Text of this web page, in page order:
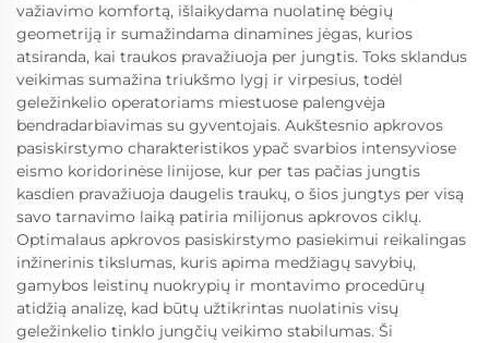
važiavimo komfortą, išlaikydama nuolatinę bėgių
geometriją ir sumažindama dinamines jėgas, kurios
atsiranda, kai traukos pravažiuoja per jungtis. Toks sklandus
veikimas sumažina triukšmo lygį ir virpesius, todėl
geležinkelio operatoriams miestuose palengvėja
bendradarbiavimas su gyventojais. Aukštesnio apkrovos
pasiskirstymo charakteristikos ypač svarbios intensyviose
eismo koridorinėse linijose, kur per tas pačias jungtis
kasdien pravažiuoja daugelis traukų, o šios jungtys per visą
savo tarnavimo laiką patiria milijonus apkrovos ciklų.
Optimalaus apkrovos pasiskirstymo pasiekimui reikalingas
inžinerinis tikslumas, kuris apima medžiagų savybių,
gamybos leistinų nuokrypių ir montavimo procedūrų
atidžią analizę, kad būtų užtikrintas nuolatinis visų
geležinkelio tinklo jungčių veikimo stabilumas. Ši